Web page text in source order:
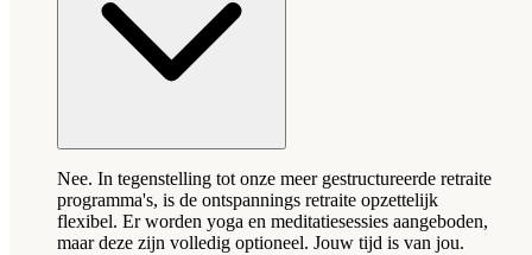
Nee. In tegenstelling tot onze meer gestructureerde retraite
programma's, is de ontspannings retraite opzettelijk
flexibel. Er worden yoga en meditatiesessies aangeboden,
maar deze zijn volledig optioneel. Jouw tijd is van jou.